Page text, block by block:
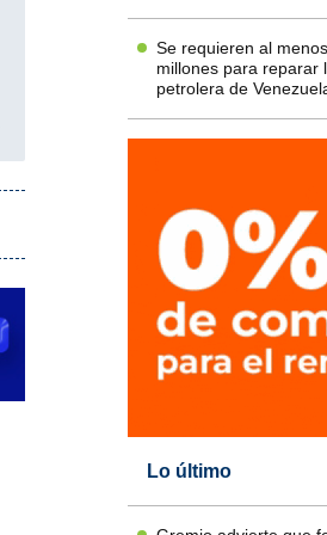
Se requieren al
millones para reparar
petrolera de
Lo último